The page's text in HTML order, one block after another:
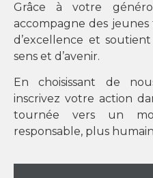
Grâce à votre
accompagne des
d’excellence et
sens et d’avenir.
En choisissant de
inscrivez votre action
tournée vers un
responsable, plus